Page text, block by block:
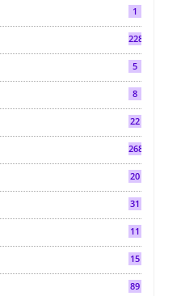
1
2286
5
8
22
268
20
31
11
15
89